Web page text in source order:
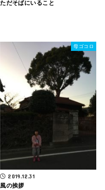
ただそばにいること
母ゴコロ
2019.12.31
風の挨拶